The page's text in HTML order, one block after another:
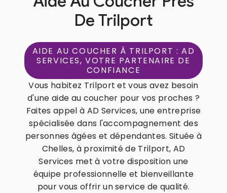
De Trilport
AIDE AU COUCHER À TRILPORT : AD
SERVICES, VOTRE PARTENAIRE DE
CONFIANCE
Vous habitez Trilport et vous avez besoin
d'une aide au coucher pour vos proches ?
Faites appel à AD Services, une entreprise
spécialisée dans l'accompagnement des
personnes âgées et dépendantes. Située à
Chelles, à proximité de Trilport, AD
Services met à votre disposition une
équipe professionnelle et bienveillante
pour vous offrir un service de qualité.